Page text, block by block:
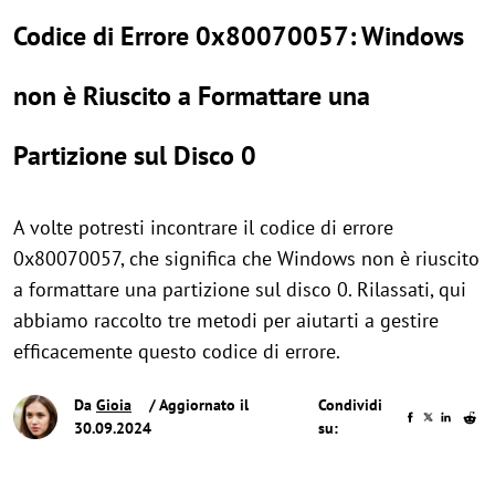
Codice di Errore 0x80070057: Windows
non è Riuscito a Formattare una
Partizione sul Disco 0
A volte potresti incontrare il codice di errore
0x80070057, che significa che Windows non è riuscito
a formattare una partizione sul disco 0. Rilassati, qui
abbiamo raccolto tre metodi per aiutarti a gestire
efficacemente questo codice di errore.
Da Gioia
/ Aggiornato il
30.09.2024
Condividi
su: